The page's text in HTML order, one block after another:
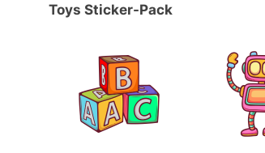
Toys Sticker-Pack